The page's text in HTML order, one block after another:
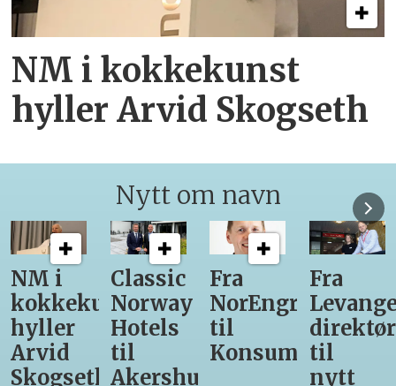
NM i kokkekunst
hyller Arvid Skogseth
Nytt om navn
Classic
Norway
Hotels
til
Akershus
Fra
NorEngros
til
Konsumgruppen
Fra
Levanger-
direktør
til
12
får
være
med